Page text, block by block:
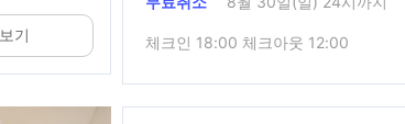
기 체크인 18:00 체크아웃 12:00